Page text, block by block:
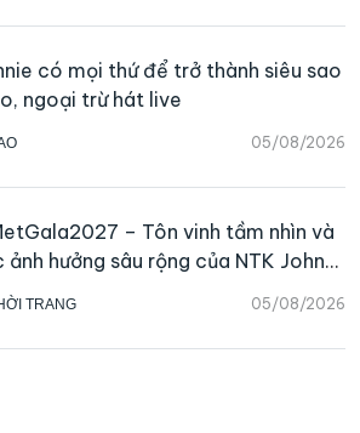
05/08/2026
có mọi thứ để trở thành siêu sao
ngoại trừ hát live
TRANG 05/08/2026
– Tôn vinh tầm nhìn và
ảnh hưởng sâu rộng của NTK John